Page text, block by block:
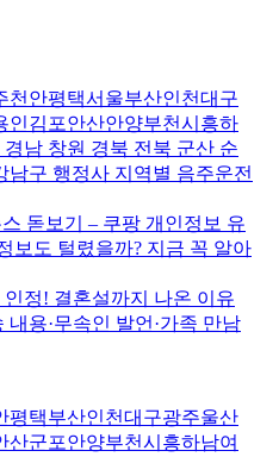
천안평택서울부산인천대구
인김포안산안양부천시흥하
남 창원 경북 전북 군산 순
남구 행정사 지역별 음주운전
돋보기 – 쿠팡 개인정보 유
보도 털렸을까? 지금 꼭 알아
정! 결혼설까지 나온 이유
내용·무속인 발언·가족 만남
평택부산인천대구광주울산
산군포안양부천시흥하남여